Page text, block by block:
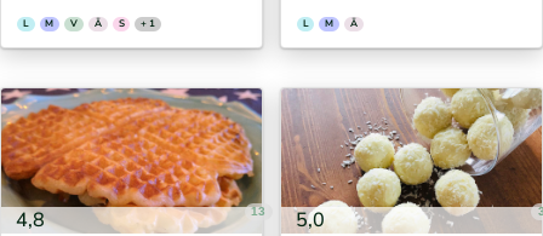
L M V Ä S + 1 L M Ä
4,8 13 5,0